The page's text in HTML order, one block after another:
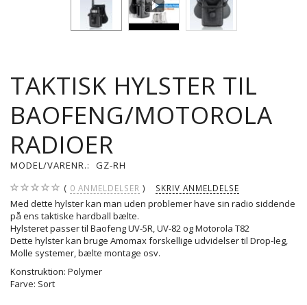
TAKTISK HYLSTER TIL
BAOFENG/MOTOROLA
RADIOER
MODEL/VARENR.: GZ-RH
0 ANMELDELSER SKRIV ANMELDELSE
Med dette hylster kan man uden problemer have sin radio siddende
på ens taktiske hardball bælte.
Hylsteret passer til Baofeng UV-5R, UV-82 og Motorola T82
Dette hylster kan bruge Amomax forskellige udvidelser til Drop-leg,
Molle systemer, bælte montage osv.
Konstruktion: Polymer
Farve: Sort